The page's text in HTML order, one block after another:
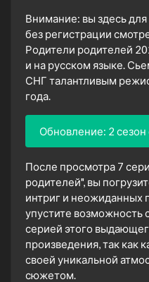
Внимание: вы здесь
без регистрации
Родители родителей
и на русском языке.
СНГ талантливым
года.
Обновление: 2
После просмотра 7
родителей", вы
интриг и неожиданных
упустите возможность
серией этого
произведения, так как
своей уникальной
сюжетом.